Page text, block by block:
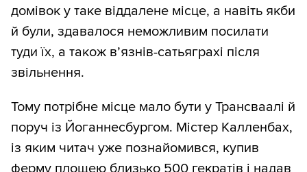
домівок у таке віддалене місце, а навіть якби
й були, здавалося неможливим посилати
туди їх, а також в’язнів-сатьяграхі після
звільнення.
Тому потрібне місце мало бути у Трансваалі й
поруч із Йоганнесбургом. Містер Калленбах,
із яким читач уже познайомився, купив